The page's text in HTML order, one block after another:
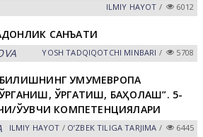
ILMIY HАYOT / 6012
САНЪАТИ
YOSH TАDQIQOTCHI MINBАRI / 5708
УМУМЕВРОПА
ЎРГАТИШ, БАҲОЛАШ”. 5-
ЎҚУВЧИ КОМПЕТЕНЦИЯЛАРИ
ILMIY HАYOT / OʼZBEK TILIGА TАRJIMА / 6445